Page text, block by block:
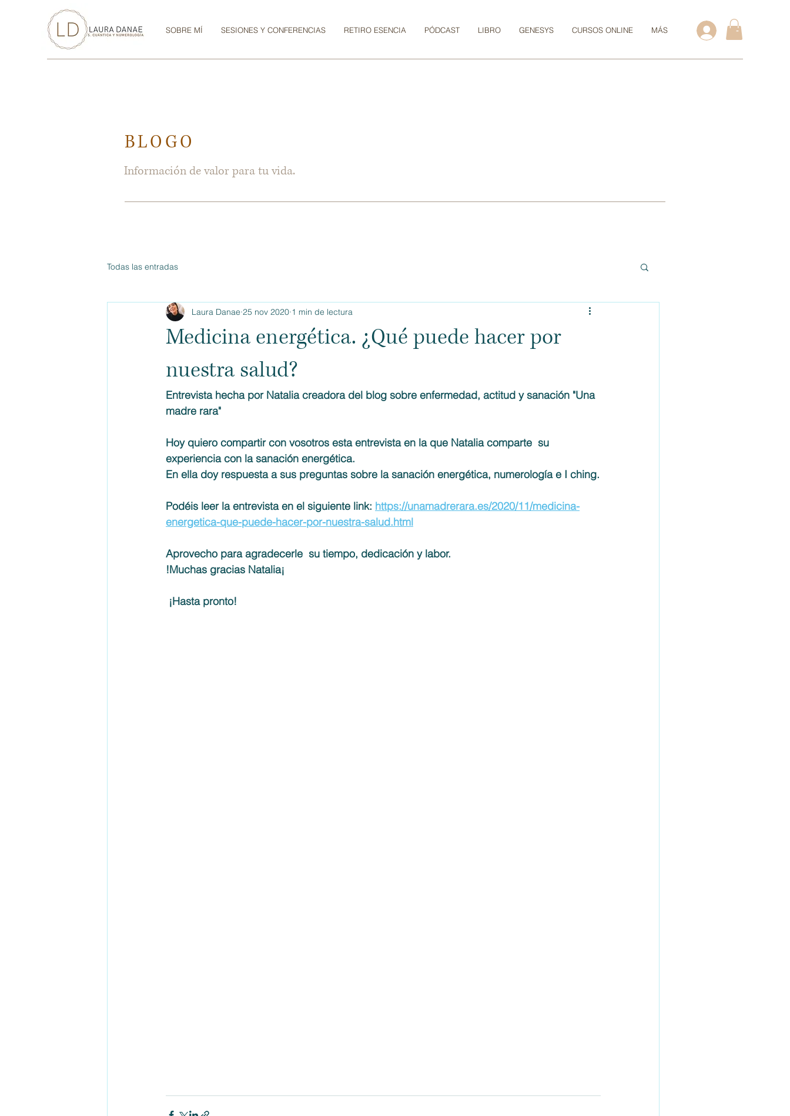
-
SOBRE MÍ SESIONES Y CONFERENCIAS RETIRO ESENCIA PÓDCAST LIBRO GENESYS CURSOS ONLINE MÁS
BLOGO
Información de valor para tu vida.
Todas las entradas
Medicina energética. ¿Qué puede hacer por
nuestra salud?
Laura Danae 25 nov 2020 1 min de lectura
Entrevista hecha por Natalia creadora del blog sobre enfermedad, actitud y sanación "Una
madre rara"
Hoy quiero compartir con vosotros esta entrevista en la que Natalia comparte  su
experiencia con la sanación energética.
En ella doy respuesta a sus preguntas sobre la sanación energética, numerología e I ching.
Podéis leer la entrevista en el siguiente link: https://unamadrerara.es/2020/11/medicina-
energetica-que-puede-hacer-por-nuestra-salud.html
Aprovecho para agradecerle  su tiempo, dedicación y labor.
!Muchas gracias Natalia¡
¡Hasta pronto!